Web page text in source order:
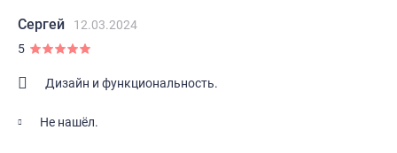
Сергей
12.03.2024
5
Дизайн и функциональность.
Не нашёл.